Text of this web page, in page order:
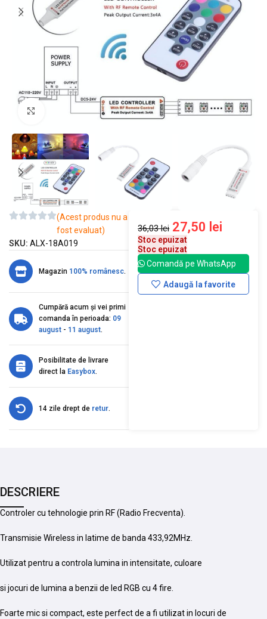
Mărește imaginea
(Acest produs nu a
fost evaluat)
SKU: ALX-18A019
Magazin 100% românesc.
Cumpără acum și vei primi
comanda în perioada: 09
august - 11 august.
Posibilitate de livrare
direct la Easybox.
14 zile drept de retur.
36,03lei 27,50 lei
Stoc epuizat
Stoc epuizat
Comandă pe WhatsApp
Adaugă la favorite
DESCRIERE
Controler cu tehnologie prin RF (Radio Frecventa).
Transmisie Wireless in latime de banda 433,92MHz.
Utilizat pentru a controla lumina in intensitate, culoare
si jocuri de lumina a benzii de led RGB cu 4 fire.
Foarte mic si compact, este perfect de a fi utilizat in locuri de